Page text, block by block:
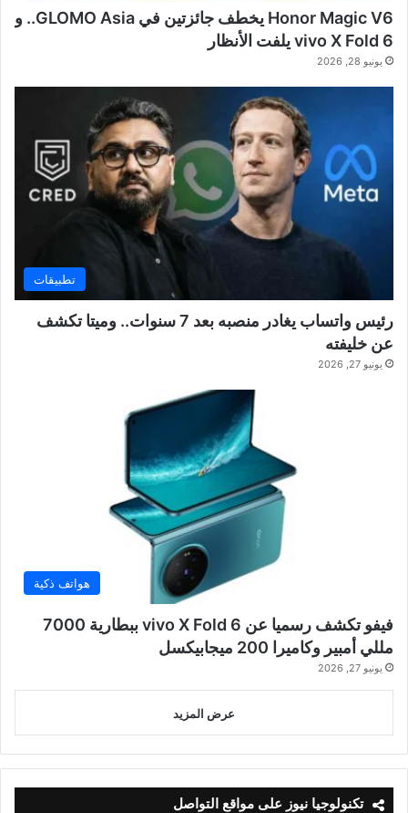
Honor Magic V6 يخطف جائزتين في GLOMO Asia.. و
vivo X Fold 6 يلفت الأنظار
يونيو 28, 2026
تطبيقات
رئيس واتساب يغادر منصبه بعد 7 سنوات.. وميتا تكشف
عن خليفته
يونيو 27, 2026
هواتف ذكية
فيفو تكشف رسميا عن vivo X Fold 6 ببطارية 7000
مللي أمبير وكاميرا 200 ميجابيكسل
يونيو 27, 2026
عرض المزيد
تكنولوجيا نيوز على مواقع التواصل